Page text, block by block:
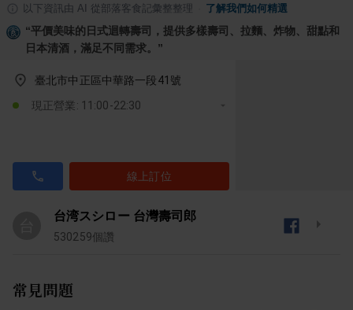
以下資訊由 AI 從部落客食記彙整整理 了解我們如何精選
“平價美味的日式迴轉壽司，提供多樣壽司、拉麵、炸物、甜點和
日本清酒，滿足不同需求。 ”
臺北市中正區中華路一段41號
現正營業: 11:00-22:30
線上訂位
台湾スシロー 台灣壽司郎
530259個讚
常見問題